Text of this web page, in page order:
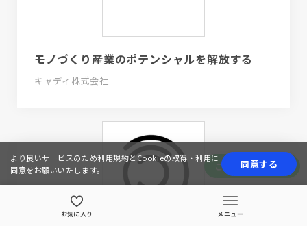
お気に入り メニュー
この会社の求人情報
モノづくり産業のポテンシャルを解放する
キャディ株式会社
より良いサービスのため利用規約とCookieの取得・利用に
同意をお願いいたします。
同意する